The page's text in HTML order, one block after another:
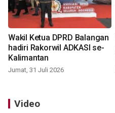
Wakil Ketua DPRD Balangan
hadiri Rakorwil ADKASI se-
Kalimantan
Jumat, 31 Juli 2026
Video